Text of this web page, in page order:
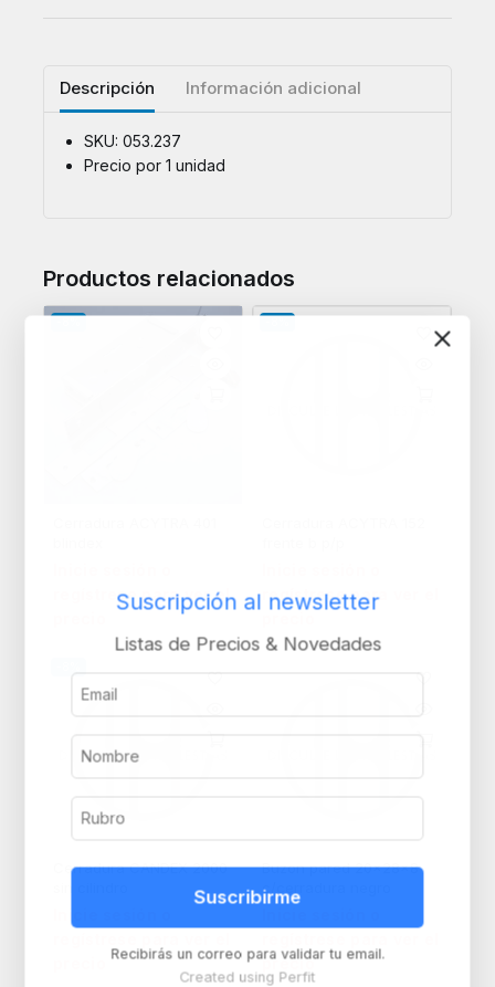
Descripción Información adicional
SKU: 053.237
Precio por 1 unidad
Productos relacionados
regístrese para ver el
regístrese para ver el
Cerradura CANDEX 2000
Buzon pared 20x28x8
c/cerradura negro
precio
Suscripción al newsletter
Listas de Precios & Novedades
Suscribirme
Recibirás un correo para validar tu email.
Created using Perfit